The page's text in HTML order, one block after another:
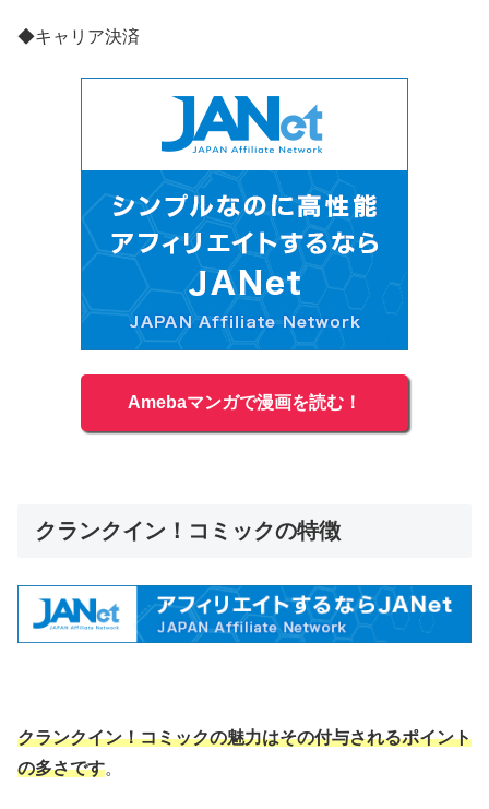
◆キャリア決済
Amebaマンガで漫画を読む！
クランクイン！コミックの特徴
クランクイン！コミックの魅力はその付与されるポイント
の多さです。